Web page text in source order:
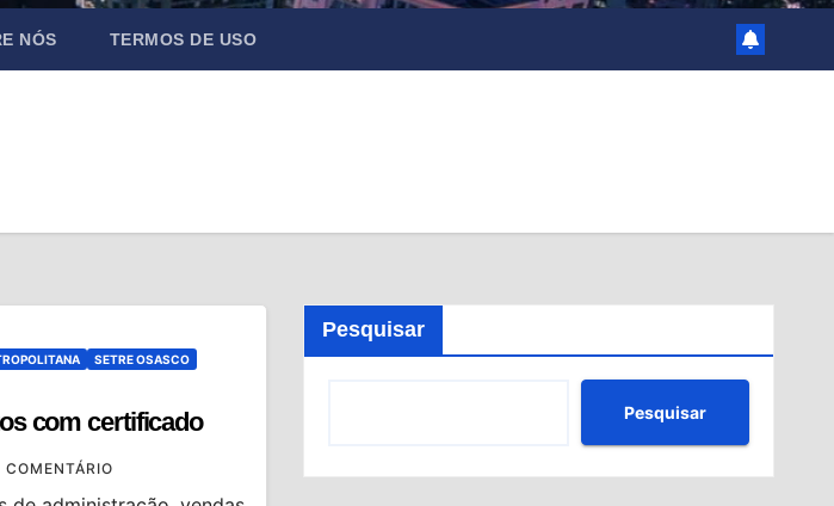
NÓS TERMOS DE USO
SETRE OSASCO
com certificado
COMENTÁRIO
Pesquisar
Pesquisar